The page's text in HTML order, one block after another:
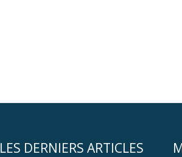
LES DERNIERS ARTICLES